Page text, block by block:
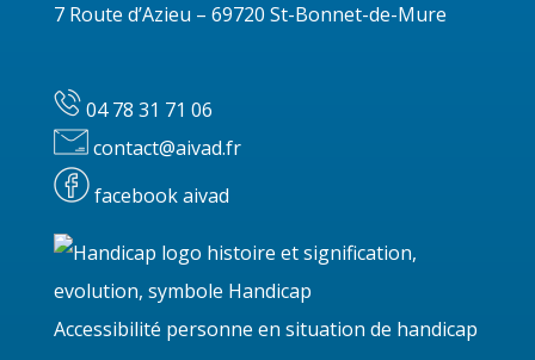
7 Route d’Azieu – 69720 St-Bonnet-de-Mure
04 78 31 71 06
contact@aivad.fr
facebook aivad
Accessibilité personne en situation de handicap